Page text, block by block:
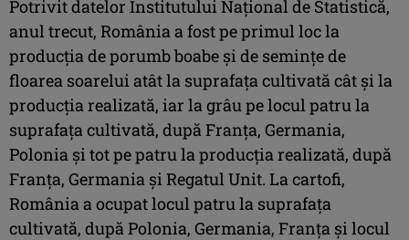
Potrivit datelor Institutului Naţional de Statistică,
anul trecut, România a fost pe primul loc la
producţia de porumb boabe şi de seminţe de
floarea soarelui atât la suprafaţa cultivată cât şi la
producţia realizată, iar la grâu pe locul patru la
suprafaţa cultivată, după Franţa, Germania,
Polonia şi tot pe patru la producţia realizată, după
Franţa, Germania şi Regatul Unit. La cartofi,
România a ocupat locul patru la suprafaţa
cultivată, după Polonia, Germania, Franţa şi locul